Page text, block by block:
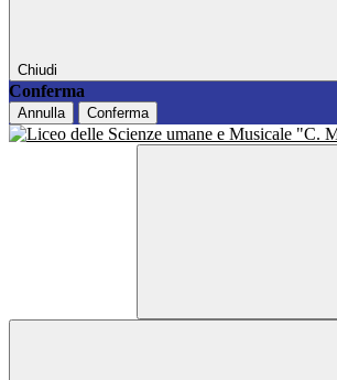
Chiudi
Conferma
Annulla Conferma